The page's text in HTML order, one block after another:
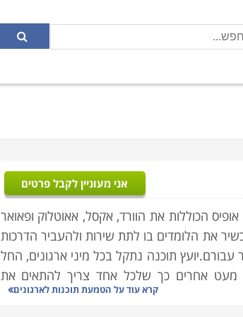
אני מעוניין לקבל פרטים
הכוללות את הוורד, אקסל, אאוטלוק ופאואר
את הלומדים בו לתת שירות ולהעביר הדרכות
תוכנה נתקל בכל מיני ארגונים, החל
מעט אחרים כך שלכל אחד צריך להתאים את
רענונים, הדרכת שדרוגים, התאמת כלי עזר לכל
קרא עוד על הטמעת תוכנות לארגונים